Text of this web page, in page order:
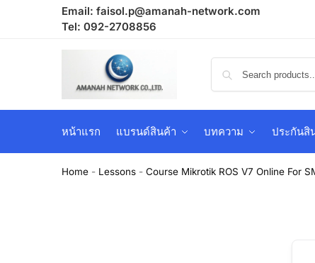
Email: faisol.p@amanah-network.com
Tel: 092-2708856
หน้าแรก แบรนด์สินค้า บทความ ประกันสิ
Home - Lessons - Course Mikrotik ROS V7 Online For